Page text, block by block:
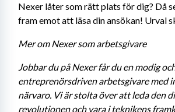
Nexer låter som rätt plats för dig? Då
fram emot att läsa din ansökan! Urval
Mer om Nexer som arbetsgivare
Jobbar du på Nexer får du en modig
entreprenörsdriven arbetsgivare med
närvaro. Vi är stolta över att leda den
revolutionen och vara i teknikens